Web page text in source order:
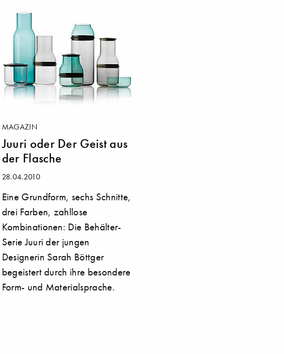
MAGAZIN
Juuri oder Der Geist aus
der Flasche
28.04.2010
Eine Grundform, sechs Schnitte,
drei Farben, zahllose
Kombinationen: Die Behälter-
Serie Juuri der jungen
Designerin Sarah Böttger
begeistert durch ihre besondere
Form- und Materialsprache.